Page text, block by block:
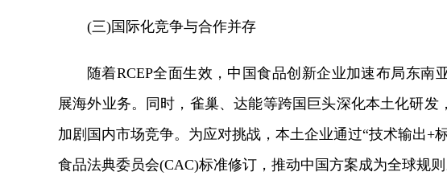
(三)国际化竞争与合作并存
随着RCEP全面生效，中国食品创新企业加速布局东南
展海外业务。同时，雀巢、达能等跨国巨头深化本土化研发
加剧国内市场竞争。为应对挑战，本土企业通过“技术输出+
食品法典委员会(CAC)标准修订，推动中国方案成为全球规则